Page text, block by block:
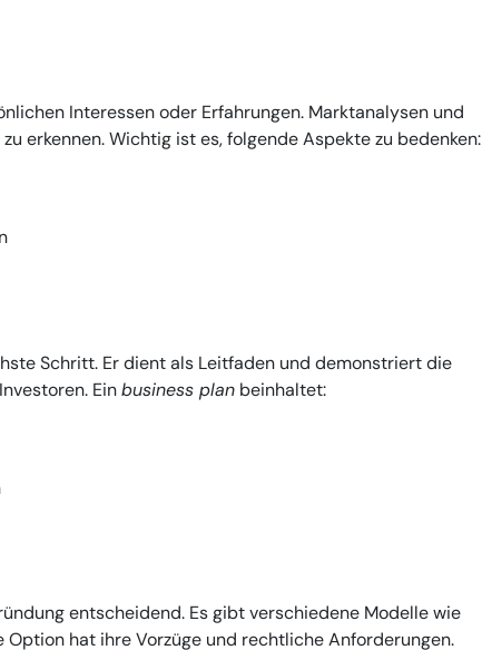
Interessen oder Erfahrungen. Marktanalysen und
erkennen. Wichtig ist es, folgende Aspekte zu bedenken:
Schritt. Er dient als Leitfaden und demonstriert die
Einbusiness plan beinhaltet:
entscheidend. Es gibt verschiedene Modelle wie
Option hat ihre Vorzüge und rechtliche Anforderungen.